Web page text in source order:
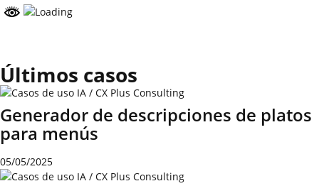
Últimos casos
Generador de descripciones de platos
para menús
05/05/2025